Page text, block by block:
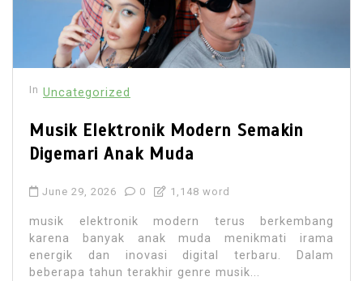
In Uncategorized
Musik Elektronik Modern Semakin
Digemari Anak Muda
June 29, 2026 0 1,148 word
musik elektronik modern terus berkembang
karena banyak anak muda menikmati irama
energik dan inovasi digital terbaru. Dalam
beberapa tahun terakhir genre musik...